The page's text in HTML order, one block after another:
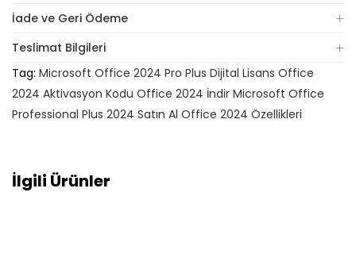
İade ve Geri Ödeme
Teslimat Bilgileri
Tag: Microsoft Office 2024 Pro Plus Dijital Lisans Office
2024 Aktivasyon Kodu Office 2024 İndir Microsoft Office
Professional Plus 2024 Satın Al Office 2024 Özellikleri
İlgili Ürünler